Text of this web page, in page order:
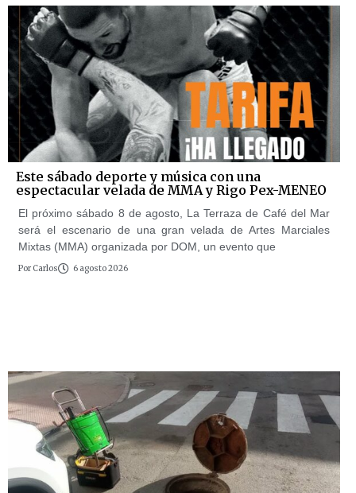
Este sábado deporte y música con una
espectacular velada de MMA y Rigo Pex-MENEO
El próximo sábado 8 de agosto, La Terraza de Café del Mar
será el escenario de una gran velada de Artes Marciales
Mixtas (MMA) organizada por DOM, un evento que
Por Carlos 6 agosto 2026